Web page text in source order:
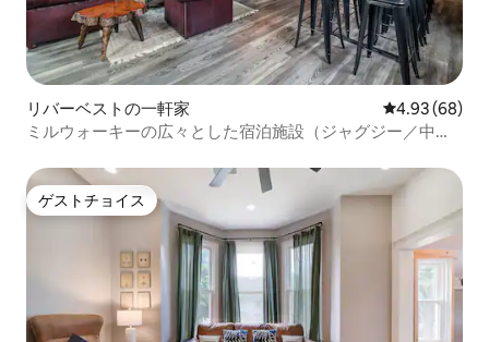
リバーベストの一軒家 レビュー68
4.93 (68)
ミルウォーキーの広々とした宿泊施設（ジャグジー／中庭
ゲストチョイス
ゲストチョイス